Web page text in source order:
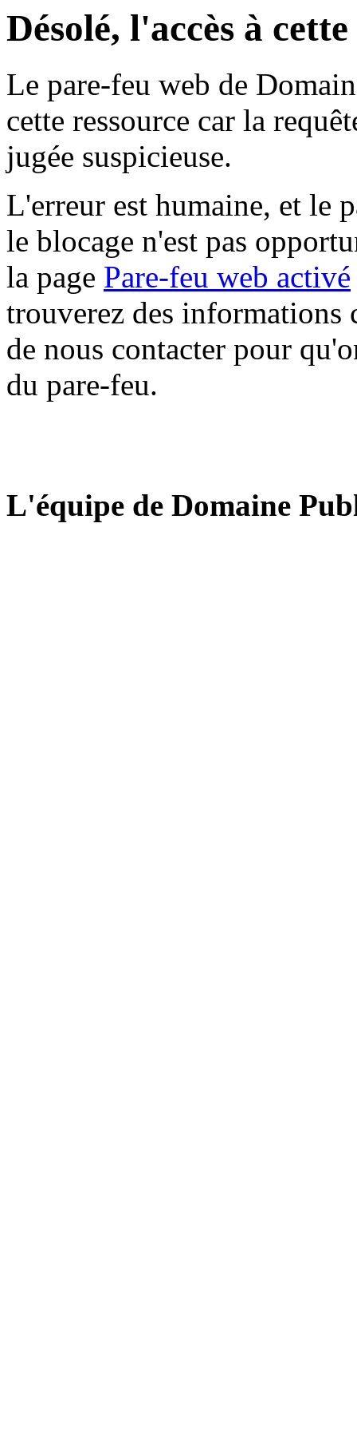
Désolé, l'accès à
Le pare-feu web de
cette ressource car la
jugée suspicieuse.
L'erreur est humaine, et le
le blocage n'est pas
la page Pare-feu web activé
trouverez des informations
de nous contacter pour
du pare-feu.
L'équipe de Domaine